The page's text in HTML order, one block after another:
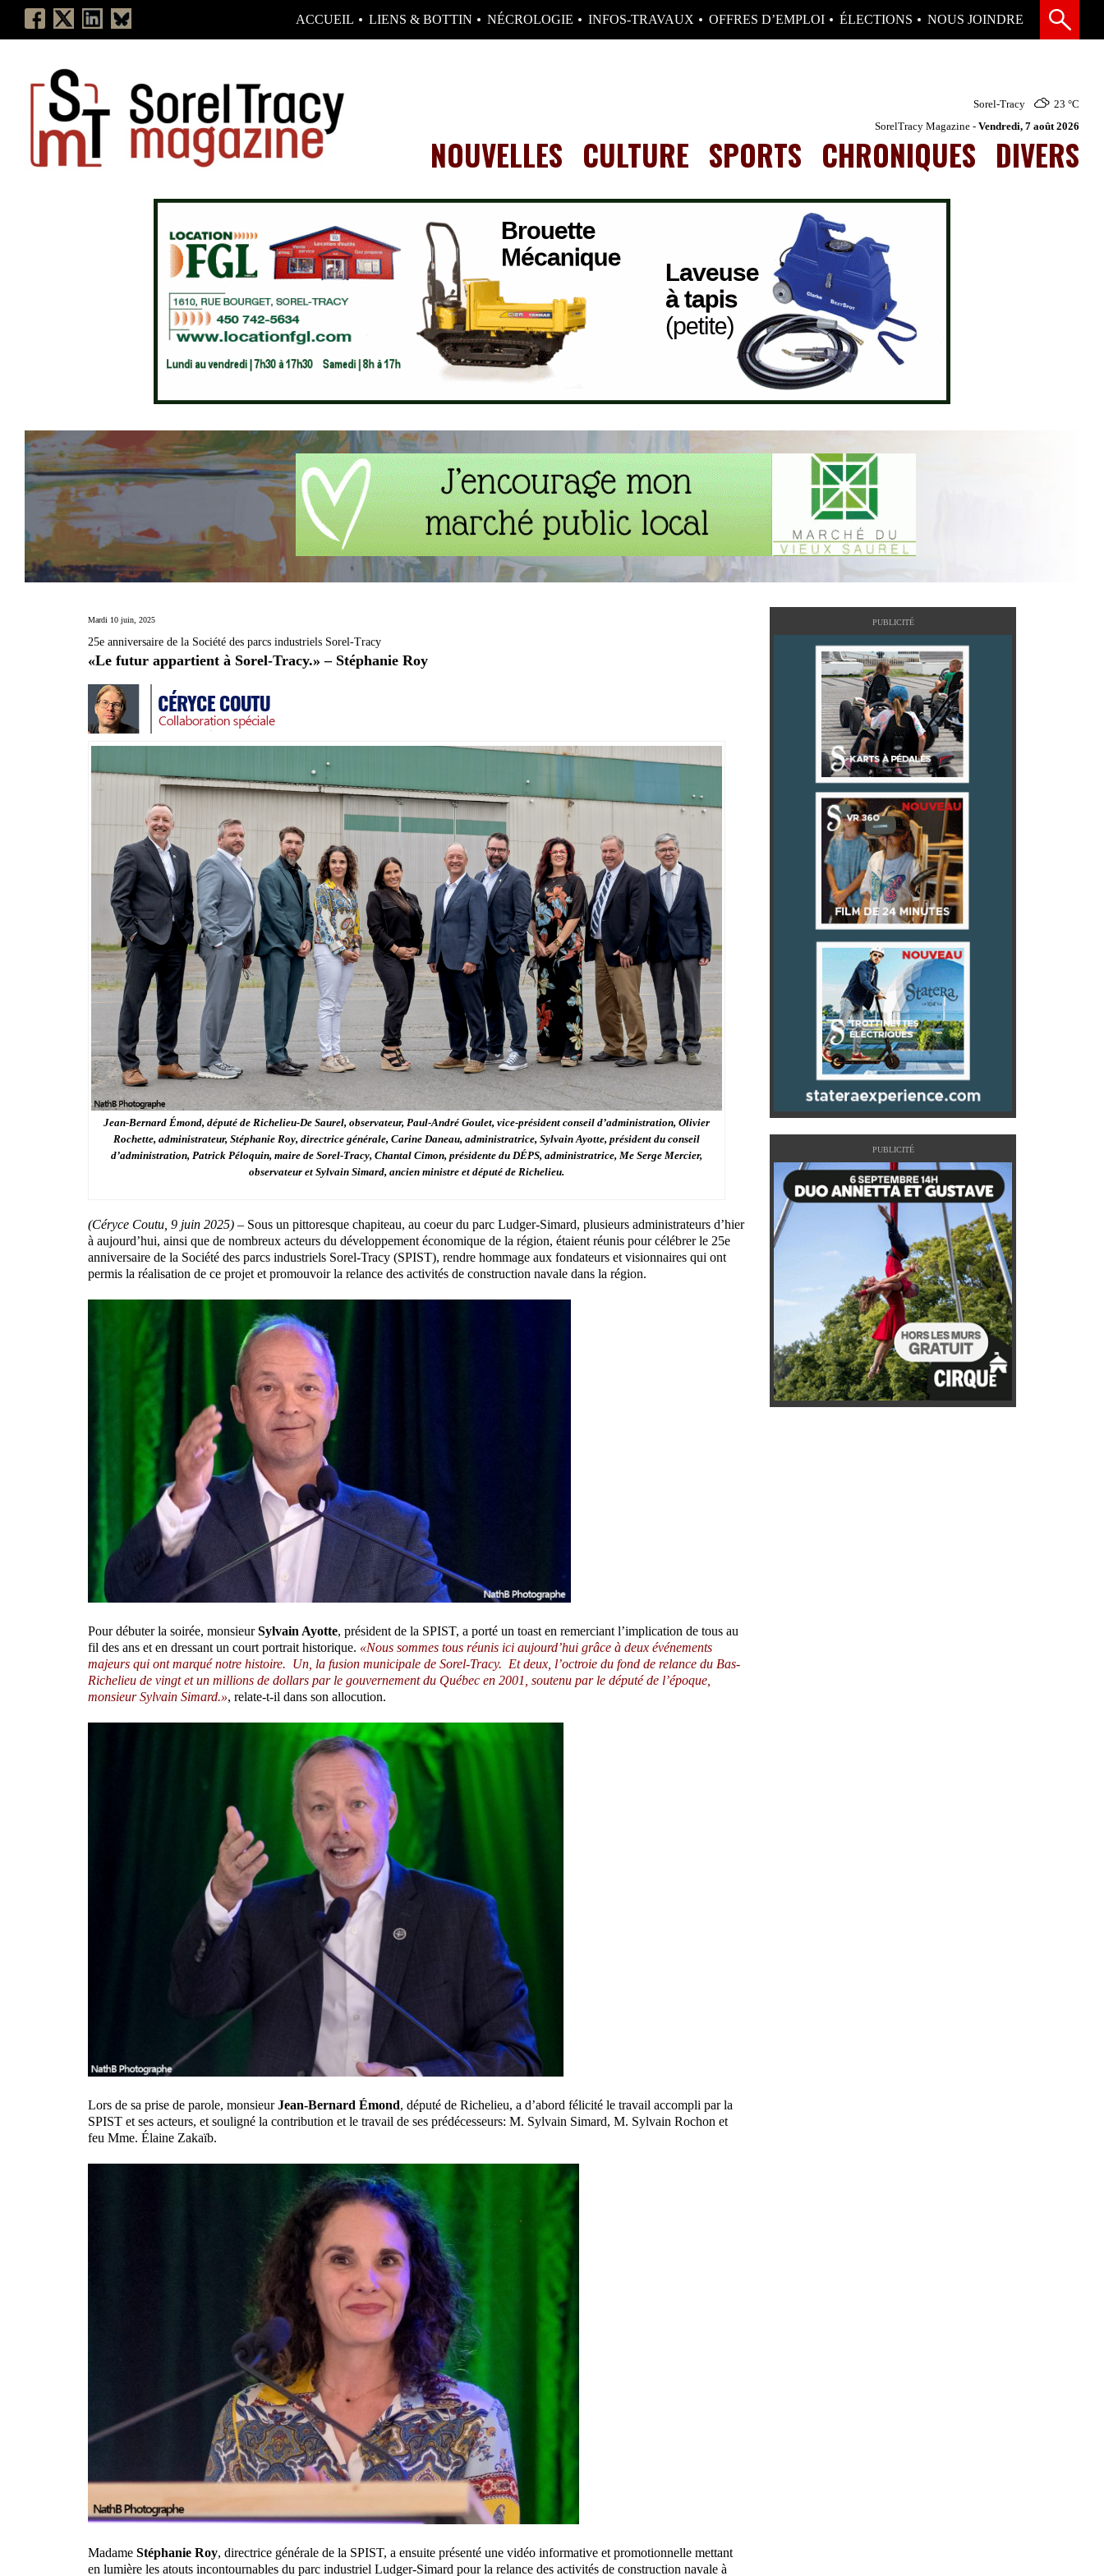
ACCUEIL LIENS & BOTTIN NÉCROLOGIE INFOS-TRAVAUX OFFRES D’EMPLOI ÉLECTIONS NOUS JOINDRE
Sorel-Tracy 23 °C
SorelTracy Magazine - Vendredi, 7 août 2026
NOUVELLES CULTURE SPORTS CHRONIQUES DIVERS
Mardi 10 juin, 2025
25e anniversaire de la Société des parcs industriels Sorel-Tracy
«Le futur appartient à Sorel-Tracy.» – Stéphanie Roy
Jean-Bernard Émond, député de Richelieu-De Saurel, observateur, Paul-André Goulet, vice-président conseil d’administration, Olivier
Rochette, administrateur, Stéphanie Roy, directrice générale, Carine Daneau, administratrice, Sylvain Ayotte, président du conseil
d’administration, Patrick Péloquin, maire de Sorel-Tracy, Chantal Cimon, présidente du DÉPS, administratrice, Me Serge Mercier,
observateur et Sylvain Simard, ancien ministre et député de Richelieu.
(Céryce Coutu, 9 juin 2025) – Sous un pittoresque chapiteau, au coeur du parc Ludger-Simard, plusieurs administrateurs d’hier
à aujourd’hui, ainsi que de nombreux acteurs du développement économique de la région, étaient réunis pour célébrer le 25e
anniversaire de la Société des parcs industriels Sorel-Tracy (SPIST), rendre hommage aux fondateurs et visionnaires qui ont
permis la réalisation de ce projet et promouvoir la relance des activités de construction navale dans la région.
Pour débuter la soirée, monsieurSylvain Ayotte, président de la SPIST, a porté un toast en remerciant l’implication de tous au
fil des ans et en dressant un court portrait historique. «Nous sommes tous réunis ici aujourd’hui grâce à deux événements
majeurs qui ont marqué notre histoire. Un, la fusion municipale de Sorel-Tracy. Et deux, l’octroie du fond de relance du Bas-
Richelieu de vingt et un millions de dollars par le gouvernement du Québec en 2001, soutenu par le député de l’époque,
monsieur Sylvain Simard.», relate-t-il dans son allocution.
Lors de sa prise de parole, monsieurJean-Bernard Émond, député de Richelieu, a d’abord félicité le travail accompli par la
SPIST et ses acteurs, et souligné la contribution et le travail de ses prédécesseurs: M. Sylvain Simard, M. Sylvain Rochon et
feu Mme. Élaine Zakaïb.
Madame Stéphanie Roy, directrice générale de la SPIST, a ensuite présenté une vidéo informative et promotionnelle mettant
en lumière les atouts incontournables du parc industriel Ludger-Simard pour la relance des activités de construction navale à
PUBLICITÉ
PUBLICITÉ